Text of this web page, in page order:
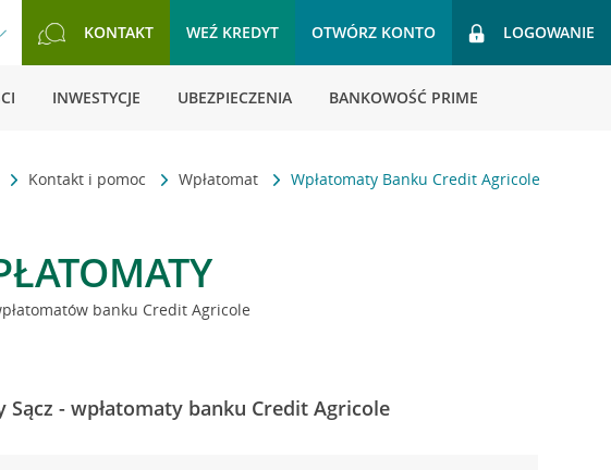
KONTAKT WEŹ KREDYT OTWÓRZ KONTO LOGOWANIE
INWESTYCJE UBEZPIECZENIA BANKOWOŚĆ PRIME
Kontakt i pomoc Wpłatomat Wpłatomaty Banku Credit Agricole
banku Credit Agricole
Sącz - wpłatomaty banku Credit Agricole